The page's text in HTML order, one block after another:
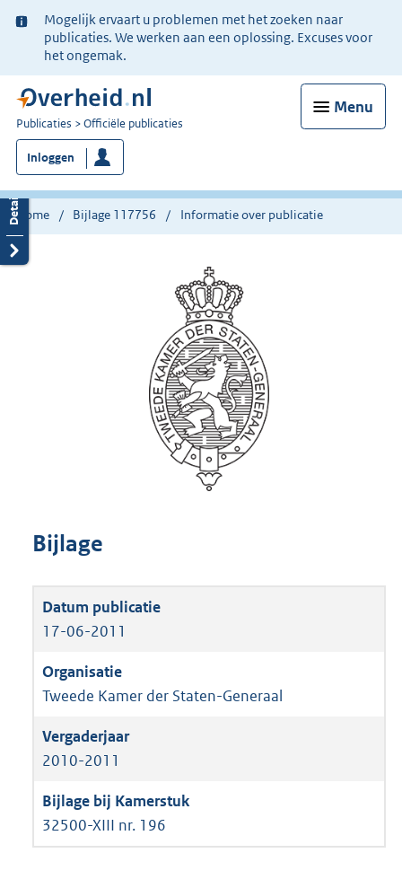
Ter
informatie:
Mogelijk ervaart u problemen met het zoeken naar
publicaties. We werken aan een oplossing. Excuses voor
het ongemak.
Menu
U
bent
nu
hier:
Publicaties Officiële publicaties
Inloggen
Home Bijlage 117756 Informatie over publicatie
Bijlage
17-06-2011
Tweede Kamer der Staten-Generaal
2010-2011
32500-XIII nr. 196